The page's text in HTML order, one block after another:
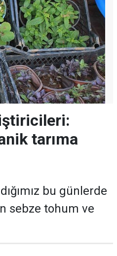
tarıma
bu günlerde
sebze tohum ve